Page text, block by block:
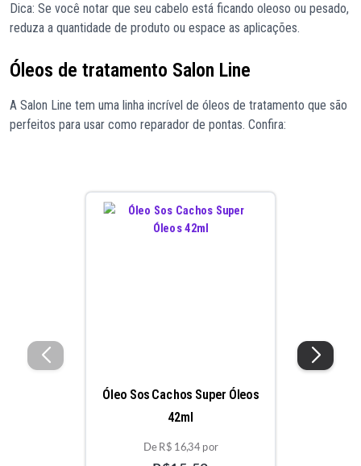
Dica: Se você notar que seu cabelo está ficando oleoso ou pesado,
reduza a quantidade de produto ou espace as aplicações.
Óleos de tratamento Salon Line
A Salon Line tem uma linha incrível de óleos de tratamento que são
perfeitos para usar como reparador de pontas. Confira:
Óleo Sos Cachos Super Óleos
42ml
De R$ 16,34 por